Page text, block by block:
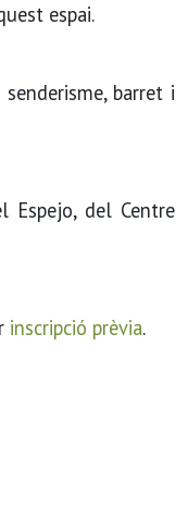
espai.
barret i
Espejo, del Centre
inscripció prèvia.